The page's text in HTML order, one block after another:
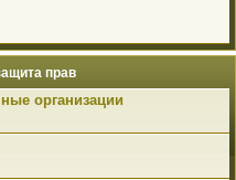
прав
организации